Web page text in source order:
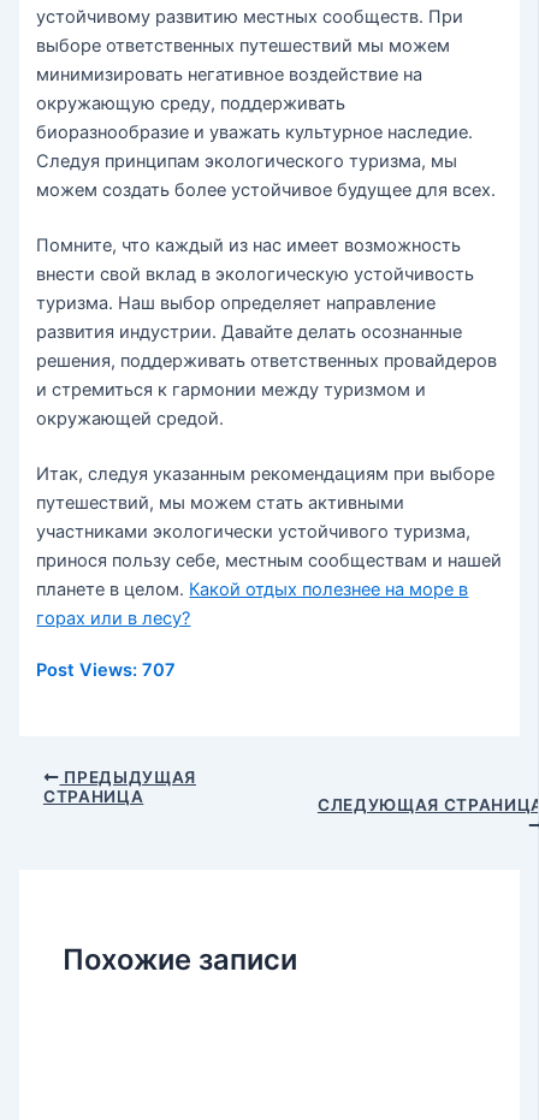
устойчивому развитию местных сообществ. При
выборе ответственных путешествий мы можем
минимизировать негативное воздействие на
окружающую среду, поддерживать
биоразнообразие и уважать культурное наследие.
Следуя принципам экологического туризма, мы
можем создать более устойчивое будущее для всех.
Помните, что каждый из нас имеет возможность
внести свой вклад в экологическую устойчивость
туризма. Наш выбор определяет направление
развития индустрии. Давайте делать осознанные
решения, поддерживать ответственных провайдеров
и стремиться к гармонии между туризмом и
окружающей средой.
Итак, следуя указанным рекомендациям при выборе
путешествий, мы можем стать активными
участниками экологически устойчивого туризма,
принося пользу себе, местным сообществам и нашей
планете в целом. Какой отдых полезнее на море в
горах или в лесу?
Post Views: 707
Навигация
ПРЕДЫДУЩАЯ
СТРАНИЦА
СЛЕДУЮЩАЯ
Похожие записи